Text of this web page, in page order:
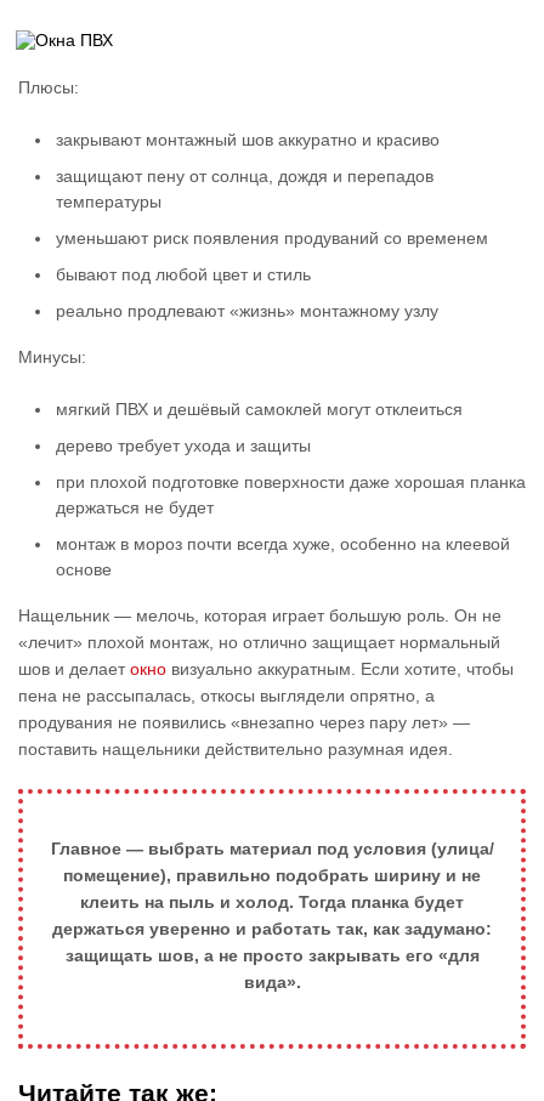
Плюсы:
закрывают монтажный шов аккуратно и красиво
защищают пену от солнца, дождя и перепадов
температуры
уменьшают риск появления продуваний со временем
бывают под любой цвет и стиль
реально продлевают «жизнь» монтажному узлу
Минусы:
мягкий ПВХ и дешёвый самоклей могут отклеиться
дерево требует ухода и защиты
при плохой подготовке поверхности даже хорошая планка
держаться не будет
монтаж в мороз почти всегда хуже, особенно на клеевой
основе
Нащельник — мелочь, которая играет большую роль. Он не
«лечит» плохой монтаж, но отлично защищает нормальный
шов и делаетокно визуально аккуратным. Если хотите, чтобы
пена не рассыпалась, откосы выглядели опрятно, а
продувания не появились «внезапно через пару лет» —
поставить нащельники действительно разумная идея.
Главное — выбрать материал под условия (улица/
помещение), правильно подобрать ширину и не
клеить на пыль и холод. Тогда планка будет
держаться уверенно и работать так, как задумано:
защищать шов, а не просто закрывать его «для
вида».
Читайте так же: